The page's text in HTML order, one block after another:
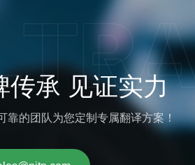
传承 见证实力
靠的团队为您定制专属翻译方案！